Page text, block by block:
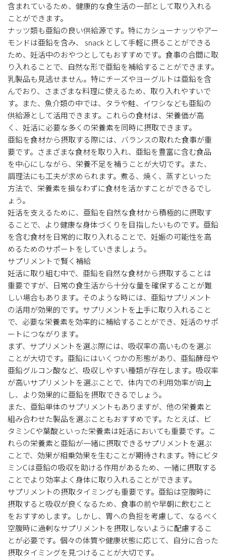
含まれているため、健康的な食生活の一部として取り入れる
ことができます。
ナッツ類も亜鉛の良い供給源です。特にカシューナッツやアー
モンドは亜鉛を含み、 snack として手軽に摂ることができる
ため、妊活中のおやつとしてもおすすめです。食事の合間に取
り入れることで、自然な形で亜鉛を補給することができます。
乳製品も見逃せません。特にチーズやヨーグルトは亜鉛を含
んでおり、さまざまな料理に使えるため、取り入れやすいで
す。また、魚介類の中では、タラや鮭、イワシなども亜鉛の
供給源として活用できます。これらの食材は、栄養価が高
く、妊活に必要な多くの栄養素を同時に摂取できます。
亜鉛を食材から摂取する際には、バランスの取れた食事が重
要です。さまざまな食材を取り入れ、亜鉛を豊富に含む食品
を中心にしながら、栄養不足を補うことが大切です。また、
調理法にも工夫が求められます。煮る、焼く、蒸すといった
方法で、栄養素を損なわずに食材を活かすことができるでし
ょう。
妊活を支えるために、亜鉛を自然な食材から積極的に摂取す
ることで、より健康な身体づくりを目指したいものです。亜鉛
を含む食材を日常的に取り入れることで、妊娠の可能性を高
めるためのサポートをしていきましょう。
サプリメントで賢く補給
妊活に取り組む中で、亜鉛を自然な食材から摂取することは
重要ですが、日常の食生活から十分な量を確保することが難
しい場合もあります。そのような時には、亜鉛サプリメント
の活用が効果的です。サプリメントを上手に取り入れること
で、必要な栄養素を効率的に補給することができ、妊活のサポ
ートにつながります。
まず、サプリメントを選ぶ際には、吸収率の高いものを選ぶ
ことが大切です。亜鉛にはいくつかの形態があり、亜鉛酵母や
亜鉛グルコン酸など、吸収しやすい種類が存在します。吸収率
が高いサプリメントを選ぶことで、体内での利用効率が向上
し、より効果的に亜鉛を摂取できるでしょう。
また、亜鉛単体のサプリメントもありますが、他の栄養素と
組み合わせた製品を選ぶこともおすすめです。たとえば、ビ
タミンCや葉酸といった栄養素は妊活においても重要です。こ
れらの栄養素と亜鉛が一緒に摂取できるサプリメントを選ぶ
ことで、効果が相乗効果を生むことが期待されます。特にビタ
ミンCは亜鉛の吸収を助ける作用があるため、一緒に摂取する
ことでより効率よく身体に取り入れることができます。
サプリメントの摂取タイミングも重要です。亜鉛は空腹時に
摂取すると吸収が良くなるため、食事の前や早朝に飲むこと
をおすすめします。しかし、胃への負担を考慮して、なるべく
空腹時に過剰なサプリメントを摂取しないように配慮するこ
とが必要です。個々の体質や健康状態に応じて、自分に合った
摂取タイミングを見つけることが大切です。